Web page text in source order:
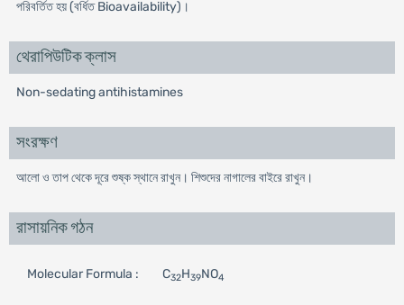
পরিবর্তিত হয় (বর্ধিত Bioavailability)।
থেরাপিউটিক ক্লাস
Non-sedating antihistamines
সংরক্ষণ
আলো ও তাপ থেকে দূরে শুষ্ক স্থানে রাখুন। শিশুদের নাগালের বাইরে রাখুন।
রাসায়নিক গঠন
Molecular Formula : C32H39NO4